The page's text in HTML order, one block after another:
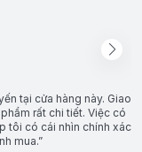
tại cửa hàng này. Giao
rất chi tiết. Việc có
tôi có cái nhìn chính xác
mua.”